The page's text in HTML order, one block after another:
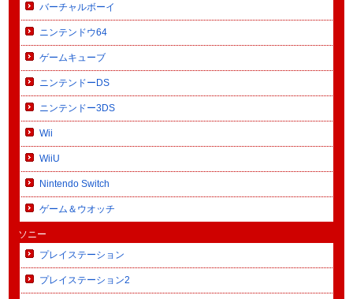
バーチャルボーイ
ニンテンドウ64
ゲームキューブ
ニンテンドーDS
ニンテンドー3DS
Wii
WiiU
Nintendo Switch
ゲーム＆ウオッチ
ソニー
プレイステーション
プレイステーション2